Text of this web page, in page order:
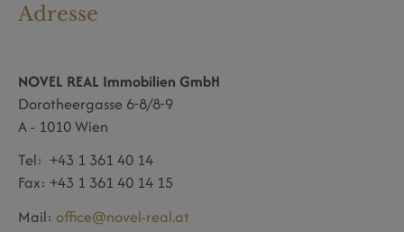
Adresse
NOVEL REAL Immobilien GmbH
Dorotheergasse 6-8/8-9
A - 1010 Wien
Tel: +43 1 361 40 14
Fax: +43 1 361 40 14 15
Mail: office@novel-real.at